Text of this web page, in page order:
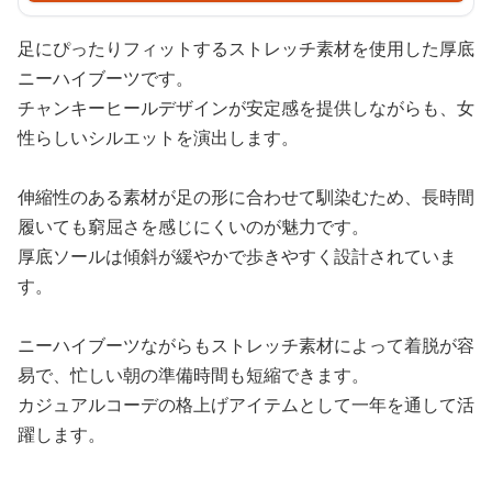
足にぴったりフィットするストレッチ素材を使用した厚底
ニーハイブーツです。
チャンキーヒールデザインが安定感を提供しながらも、女
性らしいシルエットを演出します。
伸縮性のある素材が足の形に合わせて馴染むため、長時間
履いても窮屈さを感じにくいのが魅力です。
厚底ソールは傾斜が緩やかで歩きやすく設計されていま
す。
ニーハイブーツながらもストレッチ素材によって着脱が容
易で、忙しい朝の準備時間も短縮できます。
カジュアルコーデの格上げアイテムとして一年を通して活
躍します。